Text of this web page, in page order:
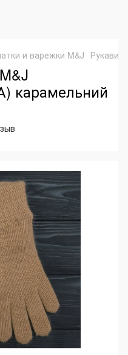
и варежки M&J
карамельний